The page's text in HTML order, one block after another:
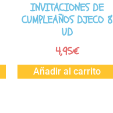
INVITACIONES DE
CUMPLEAÑOS DJECO 8
UD
4,95€
Añadir al carrito